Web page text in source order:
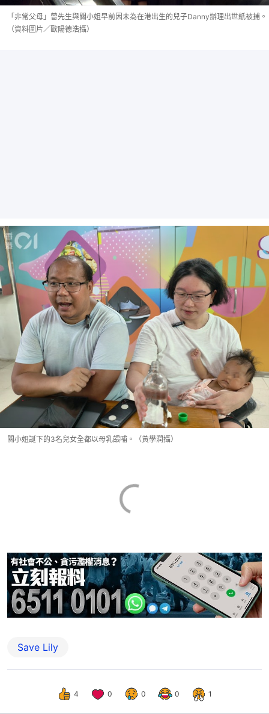
「非常父母」曾先生與關小姐早前因未為在港出生的兒子Danny辦理出世紙被捕。
（資料圖片／歐陽德浩攝）
關小姐誕下的3名兒女全都以母乳餵哺。（黃學潤攝）
Save Lily
4 0 0 0 1